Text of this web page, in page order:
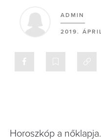
ADMIN
2019.
Horoszkóp a